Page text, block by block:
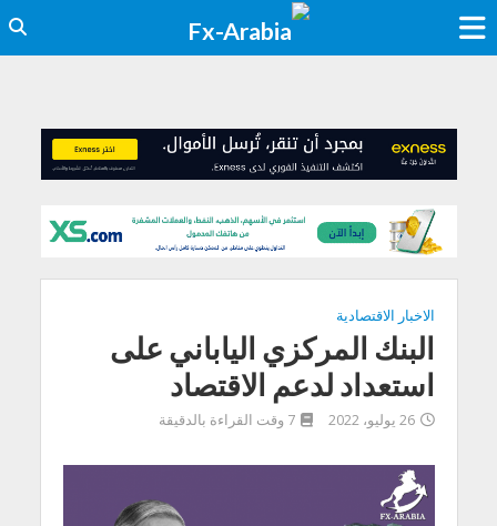
الاخبار الاقتصادية
البنك المركزي الياباني على
استعداد لدعم الاقتصاد
26 يوليو، 2022 7 وقت القراءة بالدقيقة